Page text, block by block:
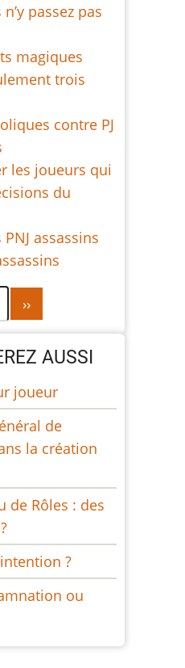
passez pas
magiques
trois
contre PJ
les joueurs qui
du
assassins
Page
suivante
››
AUSSI
joueur
de
la création
de Rôles : des
?
ou